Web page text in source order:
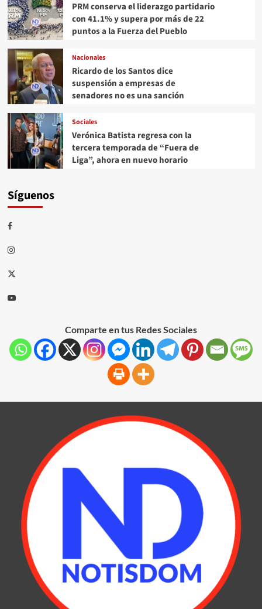
PRM conserva el liderazgo partidario
con 41.1% y supera por más de 22
puntos a la Fuerza del Pueblo
Nacionales
Ricardo de los Santos dice
suspensión a empresas de
senadores no es una sanción
Sociales
Verónica Batista regresa con la
tercera temporada de “Fuera de
Liga”, ahora en nuevo horario
Síguenos
Comparte en tus Redes Sociales